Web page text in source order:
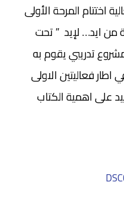
اختتام المرحة الأولى
ايد… لإيد ” تحت
تدريبي يقوم به
فعاليتين الاولى
على اهمية الكتاب